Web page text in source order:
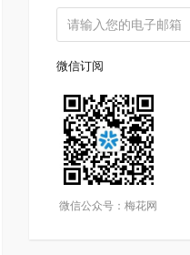
微信订阅
微信公众号：梅花网